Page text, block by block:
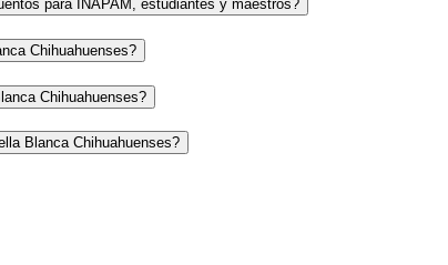
para INAPAM, estudiantes y maestros?
Chihuahuenses?
Chihuahuenses?
Blanca Chihuahuenses?